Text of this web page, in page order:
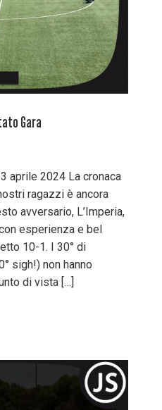
Gara
aprile 2024 La cronaca
ragazzi è ancora
avversario, L’Imperia,
esperienza e bel
10-1. I 30° di
sigh!) non hanno
di vista […]